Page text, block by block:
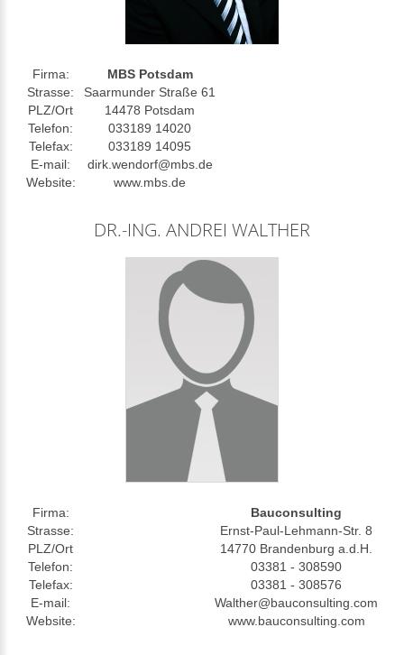
Firma:
MBS Potsdam
Strasse:
Saarmunder Straße 61
PLZ/Ort
14478 Potsdam
Telefon:
033189 14020
Telefax:
033189 14095
E-mail:
dirk.wendorf@mbs.de
Website:
www.mbs.de
DR.-ING. ANDREI WALTHER
Firma:
Bauconsulting
Strasse:
Ernst-Paul-Lehmann-Str. 8
PLZ/Ort
14770 Brandenburg a.d.H.
Telefon:
03381 - 308590
Telefax:
03381 - 308576
E-mail:
Walther@bauconsulting.com
Website:
www.bauconsulting.com